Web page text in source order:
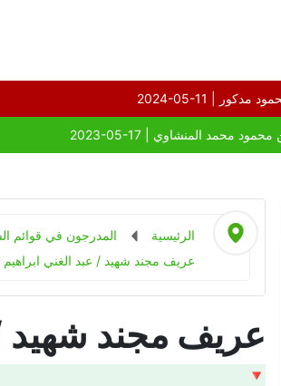
الرئيسية المدرجون في قوائم
عريف مجند شهيد / عبد الغني ابراهيم
عريف مجند شهيد /
🔻